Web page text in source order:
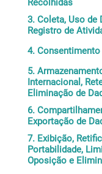
Recolhidas
3. Coleta, Uso de
Registro de
4. Consentimento
5.
Internacional,
Eliminação de
6.
Exportação de
7. Exibição,
Portabilidade,
Oposição e